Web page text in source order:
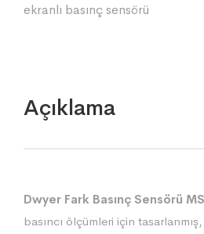
ekranlı basınç sensörü
Açıklama
Dwyer Fark Basınç Sensörü
basıncı ölçümleri için